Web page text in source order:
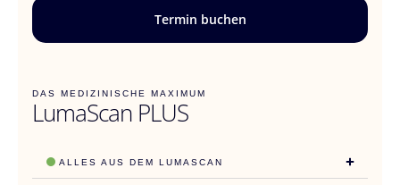
Termin buchen
DAS MEDIZINISCHE MAXIMUM
LumaScan PLUS
ALLES AUS DEM LUMASCAN